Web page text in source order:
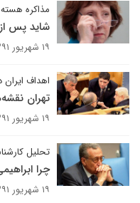
مذاکره هسته
شاید پس
۱۹ شهریور ۱۳۹۱
اهداف
تهران
۱۹ شهریور ۱۳۹۱
تحلیل
چرا
۱۹ شهریور ۱۳۹۱